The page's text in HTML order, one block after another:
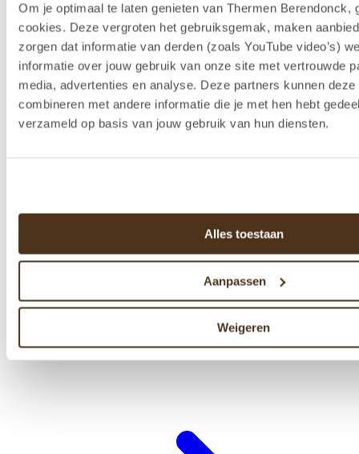
Om je optimaal te laten genieten van Thermen Berendonck,
cookies. Deze vergroten het gebruiksgemak, maken
zorgen dat informatie van derden (zoals YouTube video’s)
informatie over jouw gebruik van onze site met vertrouwde
media, advertenties en analyse. Deze partners kunnen deze
combineren met andere informatie die je met hen hebt
verzameld op basis van jouw gebruik van hun diensten.
Alles toestaan
Aanpassen
Weigeren
Badenkaart kopen & reserveren
Cadeaubon